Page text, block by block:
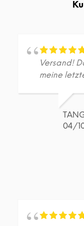
Versand!
meine
04/